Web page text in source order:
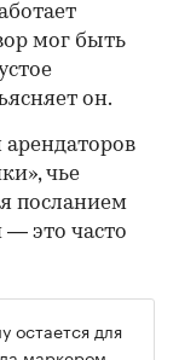
мог быть
он.
арендаторов
чье
посланием
это часто
остается для